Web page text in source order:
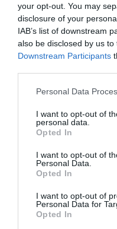
your opt-out. You may
disclosure of your
IAB’s list of downstream
also be disclosed by us
Downstream Participants
Personal Data
I want to opt-out of
personal data.
Opted In
I want to opt-out of
Personal Data.
Opted In
I want to opt-out of
Personal Data for
Opted In
LAISSER
Appel